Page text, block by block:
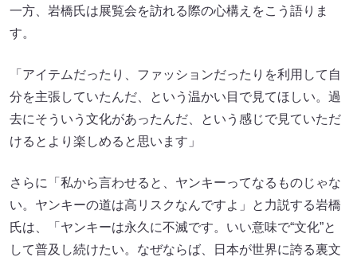
一方、岩橋氏は展覧会を訪れる際の心構えをこう語りま
す。
「アイテムだったり、ファッションだったりを利用して自
分を主張していたんだ、という温かい目で見てほしい。過
去にそういう文化があったんだ、という感じで見ていただ
けるとより楽しめると思います」
さらに「私から言わせると、ヤンキーってなるものじゃな
い。ヤンキーの道は高リスクなんですよ」と力説する岩橋
氏は、「ヤンキーは永久に不滅です。いい意味で“文化”と
して普及し続けたい。なぜならば、日本が世界に誇る裏文